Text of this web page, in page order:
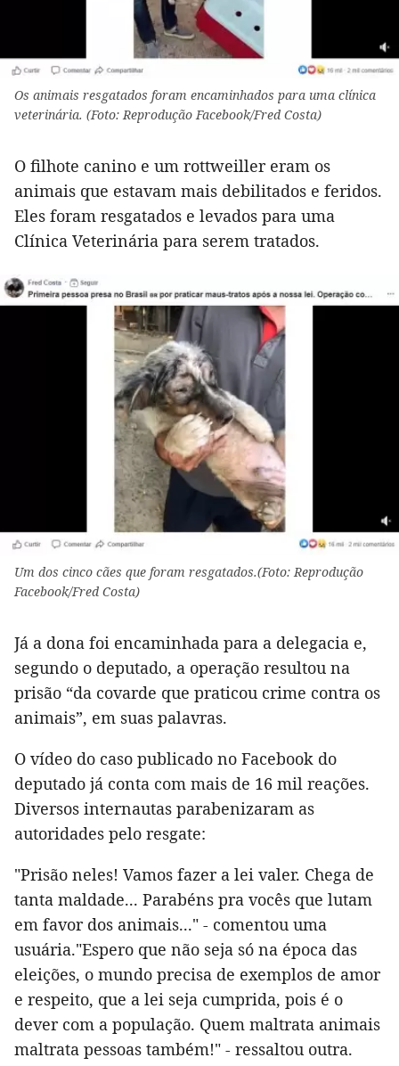
Os animais resgatados foram encaminhados para uma clínica
veterinária. (Foto: Reprodução Facebook/Fred Costa)
O filhote canino e um rottweiller eram os
animais que estavam mais debilitados e feridos.
Eles foram resgatados e levados para uma
Clínica Veterinária para serem tratados.
Um dos cinco cães que foram resgatados.(Foto: Reprodução
Facebook/Fred Costa)
Já a dona foi encaminhada para a delegacia e,
segundo o deputado, a operação resultou na
prisão “da covarde que praticou crime contra os
animais”, em suas palavras.
O vídeo do caso publicado no Facebook do
deputado já conta com mais de 16 mil reações.
Diversos internautas parabenizaram as
autoridades pelo resgate:
"Prisão neles! Vamos fazer a lei valer. Chega de
tanta maldade... Parabéns pra vocês que lutam
em favor dos animais..." - comentou uma
usuária."Espero que não seja só na época das
eleições, o mundo precisa de exemplos de amor
e respeito, que a lei seja cumprida, pois é o
dever com a população. Quem maltrata animais
maltrata pessoas também!" - ressaltou outra.